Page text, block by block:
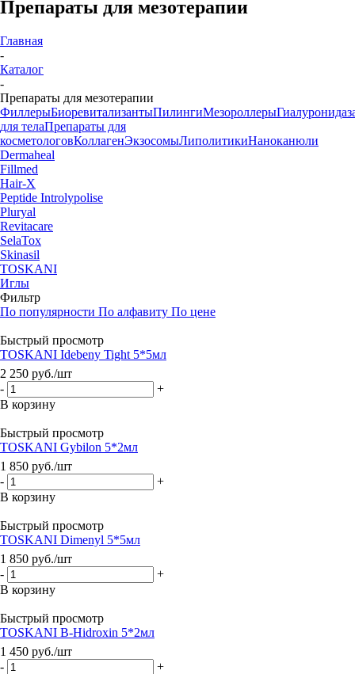
Препараты для мезотерапии
Главная
-
Каталог
-
Препараты для мезотерапии
ФиллерыБиоревитализантыПилингиМезороллеры
для телаПрепараты для
косметологовКоллагенЭкзосомыЛиполитикиНаноканюли
Dermaheal
Fillmed
Hair-X
Peptide Introlypolise
Pluryal
Revitacare
SelaTox
Skinasil
TOSKANI
Иглы
Фильтр
По популярности По алфавиту По цене
Быстрый просмотр
TOSKANI Idebeny Tight 5*5мл
2 250 руб./шт
-
+
В корзину
Быстрый просмотр
TOSKANI Gybilon 5*2мл
1 850 руб./шт
-
+
В корзину
Быстрый просмотр
TOSKANI Dimenyl 5*5мл
1 850 руб./шт
-
+
В корзину
Быстрый просмотр
TOSKANI B-Hidroxin 5*2мл
1 450 руб./шт
-
+